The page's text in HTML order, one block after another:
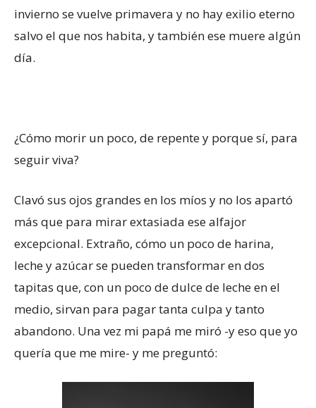
invierno se vuelve primavera y no hay exilio eterno
salvo el que nos habita, y también ese muere algún
día.
¿Cómo morir un poco, de repente y porque sí, para
seguir viva?
Clavó sus ojos grandes en los míos y no los apartó
más que para mirar extasiada ese alfajor
excepcional. Extraño, cómo un poco de harina,
leche y azúcar se pueden transformar en dos
tapitas que, con un poco de dulce de leche en el
medio, sirvan para pagar tanta culpa y tanto
abandono. Una vez mi papá me miró -y eso que yo
quería que me mire- y me preguntó: